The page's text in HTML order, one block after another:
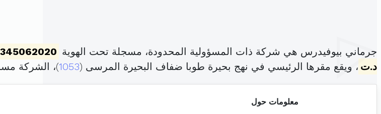
جرماني بيوفيدرس هي شركة ذات المسؤولية المحدودة، مسجلة تحت الهوية
د.ت ، ويقع مقرها الرئيسي في نهج بحيرة طوبا ضفاف البحيرة المرسى (1053)، الشركة
معلومات حول